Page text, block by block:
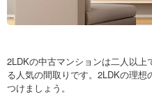
2LDKの中古マンションは二人以上
る人気の間取りです。2LDKの理想
つけましょう。